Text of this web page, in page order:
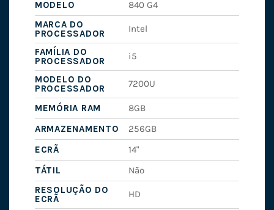
MODELO
840 G4
MARCA DO
PROCESSADOR
Intel
FAMÍLIA DO
PROCESSADOR
i5
MODELO DO
PROCESSADOR
7200U
MEMÓRIA RAM
8GB
ARMAZENAMENTO
256GB
ECRÃ
14"
TÁTIL
Não
RESOLUÇÃO DO
ECRÃ
HD